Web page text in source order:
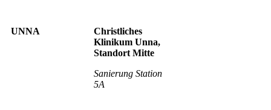
UNNA
Christliches
Klinikum Unna,
Standort Mitte
Sanierung Station
5A